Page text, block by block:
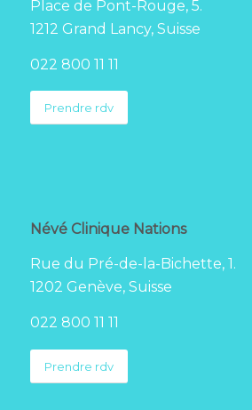
Place de Pont-Rouge, 5.
1212 Grand Lancy, Suisse
022 800 11 11
Prendre rdv
Névé Clinique Nations
Rue du Pré-de-la-Bichette, 1.
1202 Genève, Suisse
022 800 11 11
Prendre rdv